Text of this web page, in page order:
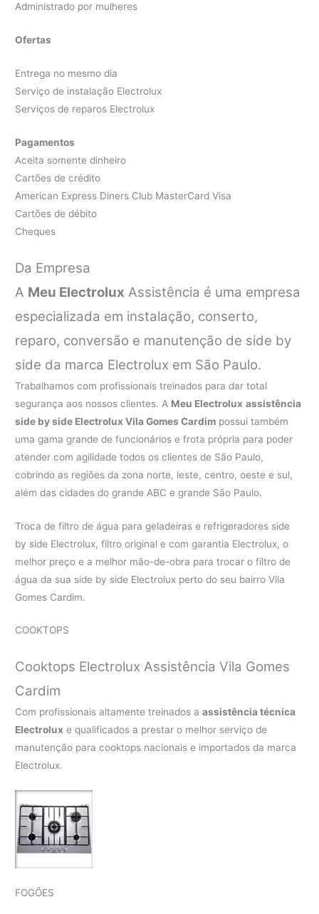
Administrado por mulheres
Ofertas
Entrega no mesmo dia
Serviço de instalação Electrolux
Serviços de reparos Electrolux
Pagamentos
Aceita somente dinheiro
Cartões de crédito
American Express Diners Club MasterCard Visa
Cartões de débito
Cheques
Da Empresa
A Meu Electrolux Assistência é uma empresa
especializada em instalação, conserto,
reparo, conversão e manutenção de side by
side da marca Electrolux em São Paulo.
Trabalhamos com profissionais treinados para dar total
segurança aos nossos clientes. A Meu Electrolux assistência
side by side Electrolux Vila Gomes Cardim possui também
uma gama grande de funcionários e frota própria para poder
atender com agilidade todos os clientes de São Paulo,
cobrindo as regiões da zona norte, leste, centro, oeste e sul,
além das cidades do grande ABC e grande São Paulo.
Troca de filtro de água para geladeiras e refrigeradores side
by side Electrolux, filtro original e com garantia Electrolux, o
melhor preço e a melhor mão-de-obra para trocar o filtro de
água da sua side by side Electrolux perto do seu bairro Vila
Gomes Cardim.
COOKTOPS
Cooktops Electrolux Assistência Vila Gomes
Cardim
Com profissionais altamente treinados aassistência técnica
Electrolux e qualificados a prestar o melhor serviço de
manutenção para cooktops nacionais e importados da marca
Electrolux.
FOGÕES